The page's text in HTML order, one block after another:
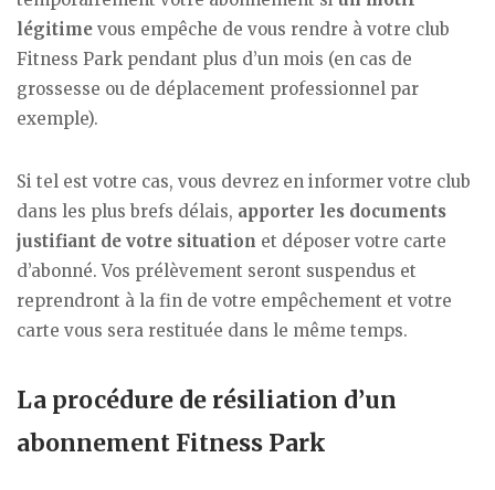
légitime vous empêche de vous rendre à votre club
Fitness Park pendant plus d’un mois (en cas de
grossesse ou de déplacement professionnel par
exemple).
Si tel est votre cas, vous devrez en informer votre club
dans les plus brefs délais, apporter les documents
justifiant de votre situation et déposer votre carte
d’abonné. Vos prélèvement seront suspendus et
reprendront à la fin de votre empêchement et votre
carte vous sera restituée dans le même temps.
La procédure de résiliation d’un
abonnement Fitness Park